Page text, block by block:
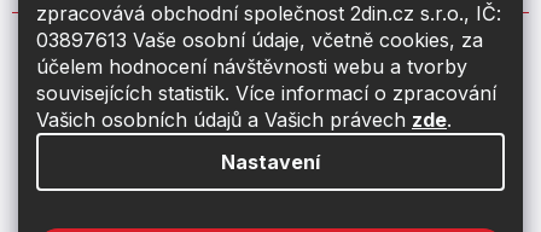
zpracovává obchodní společnost 2din.cz s.r.o., IČ:
03897613 Vaše osobní údaje, včetně cookies, za
účelem hodnocení návštěvnosti webu a tvorby
souvisejících statistik. Více informací o zpracování
Vašich osobních údajů a Vašich právech zde.
Nastavení
info@2din.cz
774 19 55 33